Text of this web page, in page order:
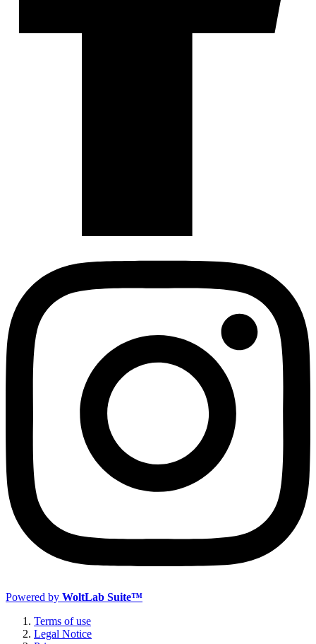
Powered by WoltLab Suite™
Terms of use
Legal Notice